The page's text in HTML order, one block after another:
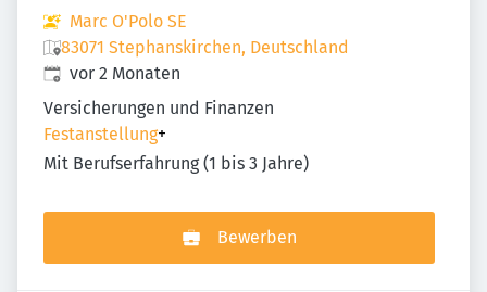
Marc O'Polo SE
83071 Stephanskirchen, Deutschland
Veröffentlicht:
vor 2 Monaten
Versicherungen und Finanzen
Festanstellung+
Mit Berufserfahrung (1 bis 3 Jahre)
Bewerben